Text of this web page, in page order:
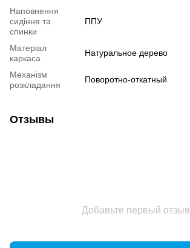
Наповнення
сидіння та
спинки
ППУ
Матеріал
каркаса
Натуральное дерево
Механізм
розкладання
Поворотно-откатный
Отзывы
Добавьте первый отзыв